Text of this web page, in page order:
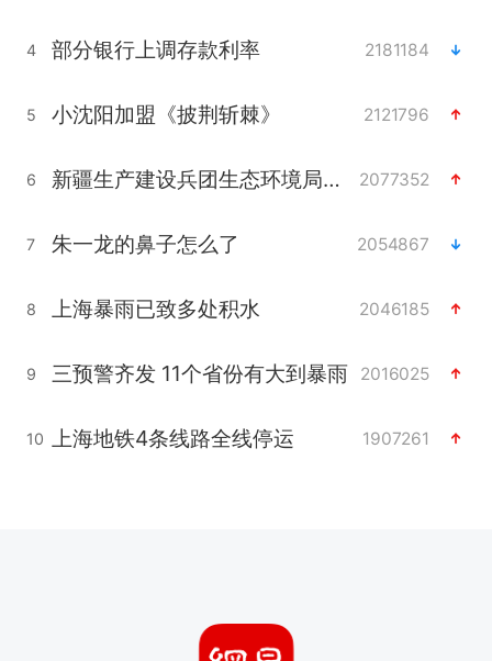
4 部分银行上调存款利率 2181184
5 小沈阳加盟《披荆斩棘》 2121796
6 新疆生产建设兵团生态环境局原局长被查 2077352
7 朱一龙的鼻子怎么了 2054867
8 上海暴雨已致多处积水 2046185
9 三预警齐发 11个省份有大到暴雨 2016025
10 上海地铁4条线路全线停运 1907261